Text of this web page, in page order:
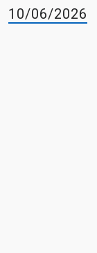
10/06/2026